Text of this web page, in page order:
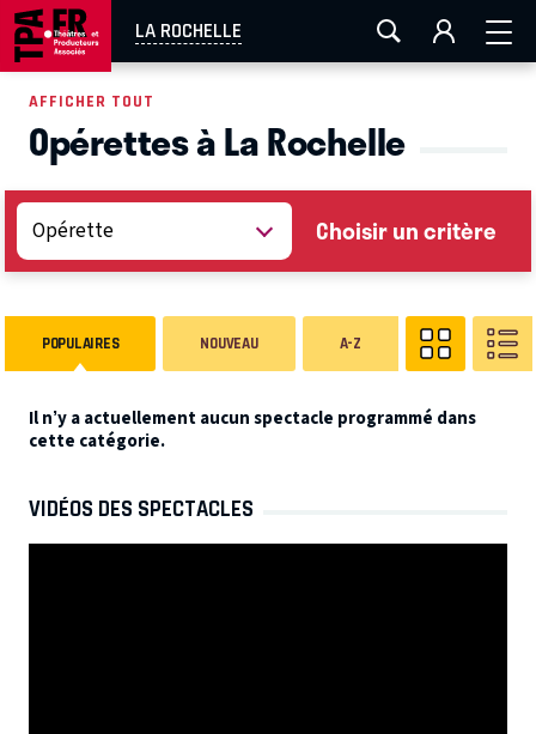
LA ROCHELLE
AIX-MARSEILLE AURAY LA ROCHELLE
EN TOURNÉE
AFFICHER TOUT
Opérettes à La Rochelle
Choisir un critère
POPULAIRES NOUVEAU A-Z
Il n’y a actuellement aucun spectacle programmé dans
cette catégorie.
VIDÉOS DES SPECTACLES